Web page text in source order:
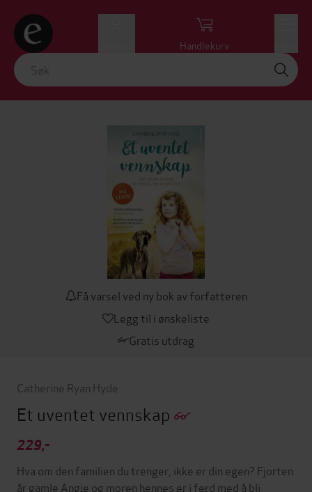
Handlekurv
Få varsel ved ny bok av forfatteren
Legg til i ønskeliste
Gratis utdrag
Catherine Ryan Hyde
Et uventet vennskap
229,-
Hva om den familien du trenger, ikke er din egen? Fjorten
år gamle Angie og moren hennes er i ferd med å bli